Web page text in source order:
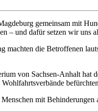
gemeinsam mit
– und dafür setzen wir uns
machten die Betroffenen
von Sachsen-Anhalt hat
mit